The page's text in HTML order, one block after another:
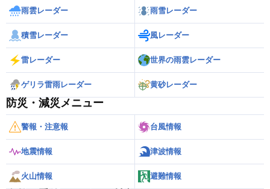
雨雲レーダー 雨雪レーダー
積雪レーダー 風レーダー
雷レーダー 世界の雨雲レーダー
ゲリラ雷雨レーダー 黄砂レーダー
防災・減災メニュー
警報・注意報 台風情報
地震情報 津波情報
火山情報 避難情報